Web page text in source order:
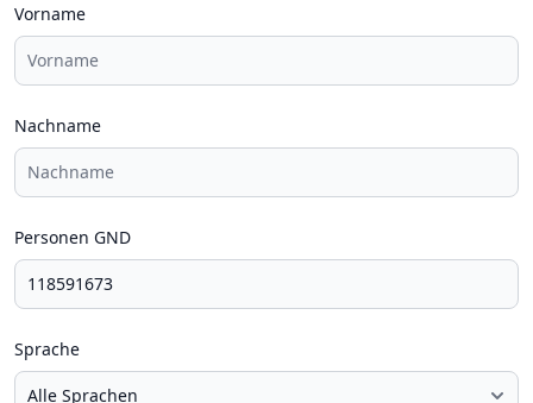
Vorname
Nachname
Personen GND
Sprache